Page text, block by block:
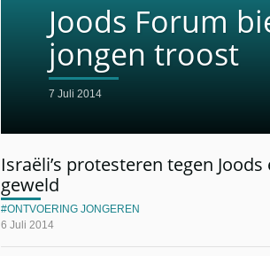
Joods Forum
jongen troost
7 Juli 2014
Israëli’s protesteren tegen
geweld
6 Juli 2014
ONTVOERING JONGEREN